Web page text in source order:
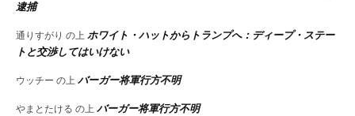
逮捕
通りすがり の上 ホワイト・ハットからトランプへ：ディープ・ステー
トと交渉してはいけない
ウッチー の上 バーガー将軍行方不明
やまとたける の上 バーガー将軍行方不明